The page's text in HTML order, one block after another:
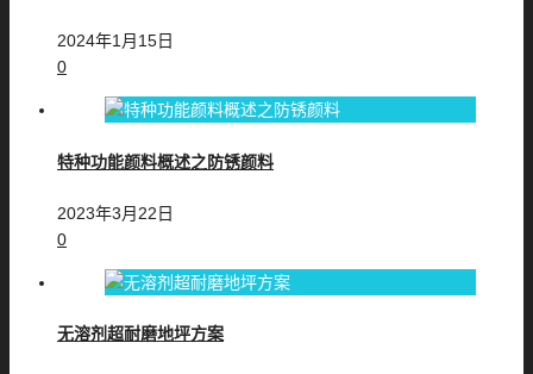
2024年1月15日
0
特种功能颜料概述之防锈颜料
2023年3月22日
0
无溶剂超耐磨地坪方案